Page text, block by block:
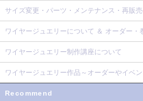
サイズ変更・パーツ・メンテナンス・再販
ワイヤージュエリーについて ＆ オーダー・
ワイヤージュエリー制作講座について
ワイヤージュエリー作品～オーダーやイベ
Recommend